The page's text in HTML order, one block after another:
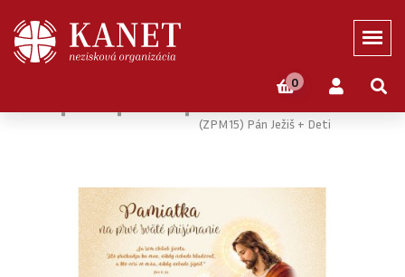
0
(ZPM15) Pán Ježiš + Deti